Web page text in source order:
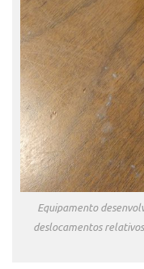
Chamamento
Parcerias PD&I
PIPE/FAPESP
SPRINT
Exceções
Programas
Conexão
Banco de Patentes
Patentes em
Equipamento
deslocamentos